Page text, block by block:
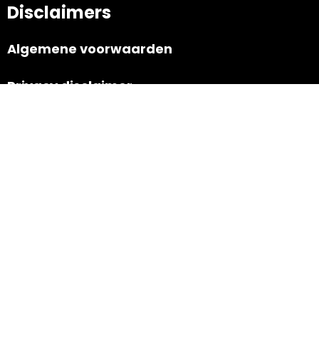
Disclaimers
Algemene voorwaarden
Privacy disclaimer